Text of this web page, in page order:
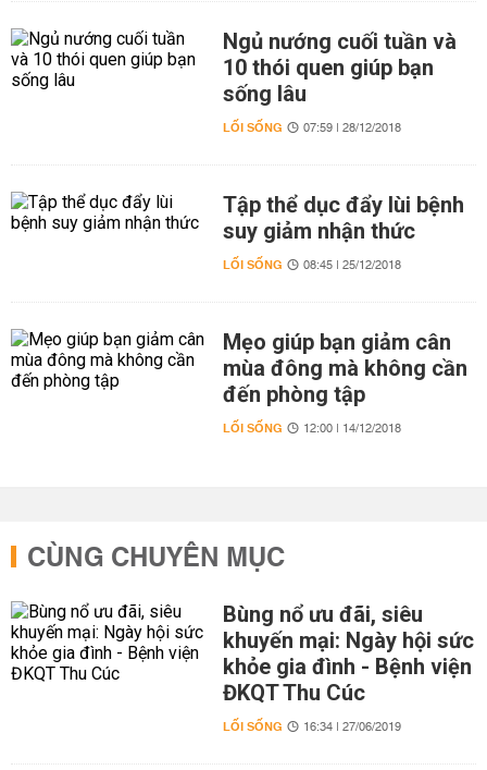
Ngủ nướng cuối tuần và
10 thói quen giúp bạn
sống lâu
LỐI SỐNG 07:59 | 28/12/2018
Tập thể dục đẩy lùi bệnh
suy giảm nhận thức
LỐI SỐNG 08:45 | 25/12/2018
Mẹo giúp bạn giảm cân
mùa đông mà không cần
đến phòng tập
LỐI SỐNG 12:00 | 14/12/2018
CÙNG CHUYÊN MỤC
Bùng nổ ưu đãi, siêu
khuyến mại: Ngày hội sức
khỏe gia đình - Bệnh viện
ĐKQT Thu Cúc
LỐI SỐNG 16:34 | 27/06/2019